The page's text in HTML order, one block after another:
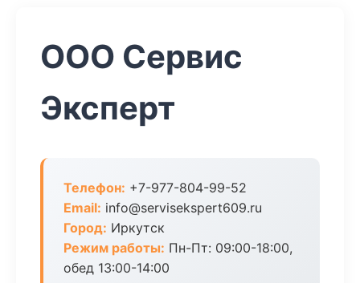
ООО Сервис
Эксперт
Телефон: +7-977-804-99-52
Email: info@servisekspert609.ru
Город: Иркутск
Режим работы: Пн-Пт: 09:00-18:00,
обед 13:00-14:00